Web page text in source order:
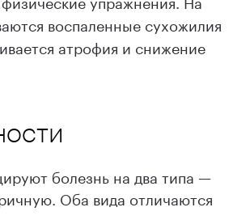
воспаленные сухожилия
атрофия и снижение
болезнь на два типа —
Оба вида отличаются